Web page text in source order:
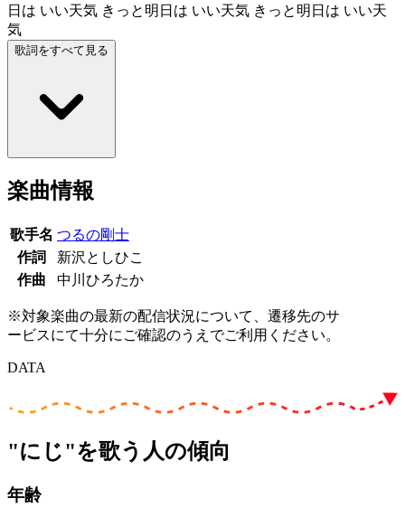
日は いい天気 きっと明日は いい天気 きっと明日は いい天
気
歌詞をすべて見る
楽曲情報
歌手名 つるの剛士
作詞
新沢としひこ
作曲
中川ひろたか
※対象楽曲の最新の配信状況について、遷移先のサ
ービスにて十分にご確認のうえでご利用ください。
DATA
"にじ"を歌う人の傾向
年齢